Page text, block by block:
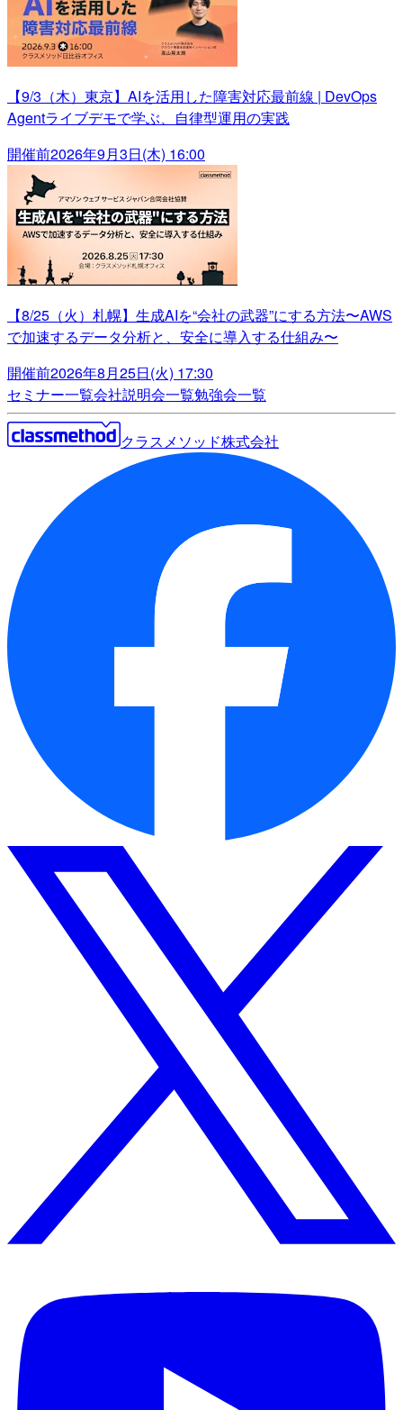
【9/3（木）東京】AIを活用した障害対応最前線 | DevOps
Agentライブデモで学ぶ、自律型運用の実践
開催前2026年9月3日(木) 16:00
【8/25（火）札幌】生成AIを“会社の武器”にする方法〜AWS
で加速するデータ分析と、安全に導入する仕組み〜
開催前2026年8月25日(火) 17:30
セミナー一覧会社説明会一覧勉強会一覧
クラスメソッド株式会社